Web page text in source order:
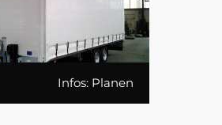
Infos: Planen